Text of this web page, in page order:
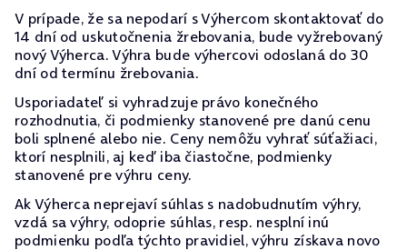
V prípade, že sa nepodarí s Výhercom skontaktovať do
14 dní od uskutočnenia žrebovania, bude vyžrebovaný
nový Výherca. Výhra bude výhercovi odoslaná do 30
dní od termínu žrebovania.
Usporiadateľ si vyhradzuje právo konečného
rozhodnutia, či podmienky stanovené pre danú cenu
boli splnené alebo nie. Ceny nemôžu vyhrať súťažiaci,
ktorí nesplnili, aj keď iba čiastočne, podmienky
stanovené pre výhru ceny.
Ak Výherca neprejaví súhlas s nadobudnutím výhry,
vzdá sa výhry, odoprie súhlas, resp. nesplní inú
podmienku podľa týchto pravidiel, výhru získava novo